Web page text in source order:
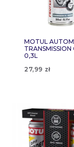
MOTUL
TRANSMISSION
0,3L
27,99 zł